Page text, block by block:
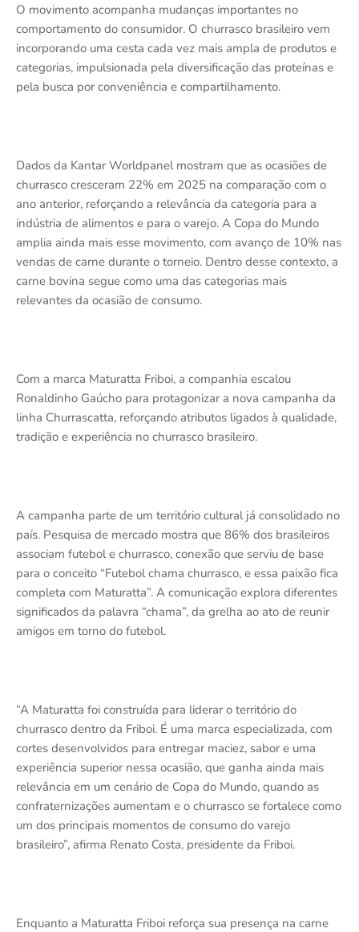
O movimento acompanha mudanças importantes no
comportamento do consumidor. O churrasco brasileiro vem
incorporando uma cesta cada vez mais ampla de produtos e
categorias, impulsionada pela diversificação das proteínas e
pela busca por conveniência e compartilhamento.
Dados da Kantar Worldpanel mostram que as ocasiões de
churrasco cresceram 22% em 2025 na comparação com o
ano anterior, reforçando a relevância da categoria para a
indústria de alimentos e para o varejo. A Copa do Mundo
amplia ainda mais esse movimento, com avanço de 10% nas
vendas de carne durante o torneio. Dentro desse contexto, a
carne bovina segue como uma das categorias mais
relevantes da ocasião de consumo.
Com a marca Maturatta Friboi, a companhia escalou
Ronaldinho Gaúcho para protagonizar a nova campanha da
linha Churrascatta, reforçando atributos ligados à qualidade,
tradição e experiência no churrasco brasileiro.
A campanha parte de um território cultural já consolidado no
país. Pesquisa de mercado mostra que 86% dos brasileiros
associam futebol e churrasco, conexão que serviu de base
para o conceito “Futebol chama churrasco, e essa paixão fica
completa com Maturatta”. A comunicação explora diferentes
significados da palavra “chama”, da grelha ao ato de reunir
amigos em torno do futebol.
“A Maturatta foi construída para liderar o território do
churrasco dentro da Friboi. É uma marca especializada, com
cortes desenvolvidos para entregar maciez, sabor e uma
experiência superior nessa ocasião, que ganha ainda mais
relevância em um cenário de Copa do Mundo, quando as
confraternizações aumentam e o churrasco se fortalece como
um dos principais momentos de consumo do varejo
brasileiro”, afirma Renato Costa, presidente da Friboi.
Enquanto a Maturatta Friboi reforça sua presença na carne